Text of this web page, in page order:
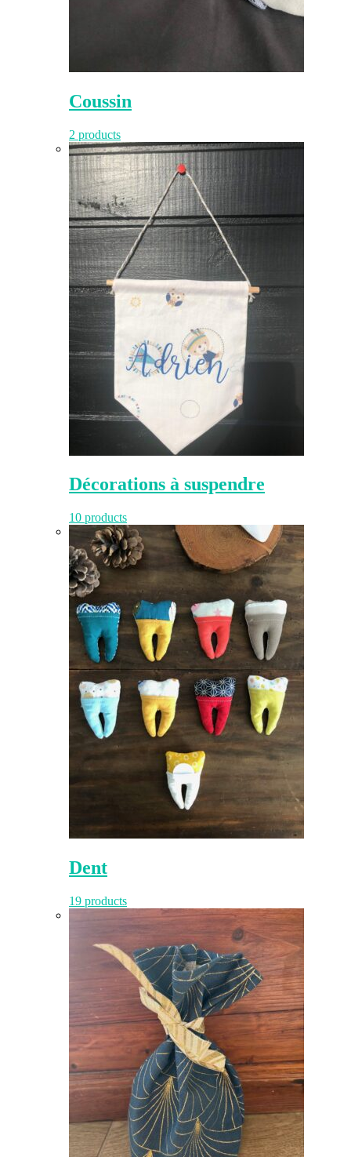
Coussin
2 products
Décorations à suspendre
10 products
Dent
19 products